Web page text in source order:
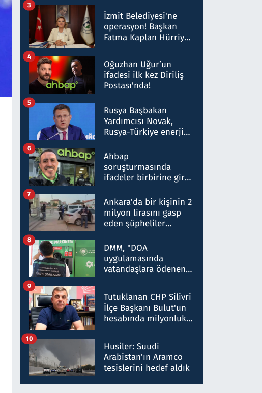
Milyar liralık para
trafiği tespit edildi
İzmit Belediyesi'ne
operasyon! Başkan
Fatma Kaplan Hürriyet
3
Oğuzhan Uğur’un
ifadesi ilk kez Diriliş
Postası'nda!
4
Rusya Başbakan
Yardımcısı Novak,
Rusya-Türkiye enerji
nitelikte olduğunu
belirtti
5
Ahbap
soruşturmasında
ifadeler birbirine girdi:
ifadelerinden ortaya
çıkan tablo şok etti
6
Ankara'da bir kişinin 2
milyon lirasını gasp
eden şüpheliler
7
DMM, "DOA
uygulamasında
vatandaşlara ödenen
düşürüldüğü" iddiasını
yalanladı
8
Tutuklanan CHP Silivri
İlçe Başkanı Bulut'un
hesabında milyonluk
talimat verdi, ben
gönderdim
9
Husiler: Suudi
Arabistan'ın Aramco
tesislerini hedef aldık
10